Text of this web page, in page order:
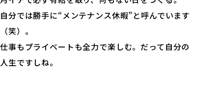
自分では勝手に“メンテナンス休暇”と呼んでいます
（笑）。
仕事もプライベートも全力で楽しむ。だって自分の
人生ですしね。